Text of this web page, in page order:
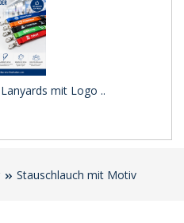
mit Logo ..
Stauschlauch mit Motiv